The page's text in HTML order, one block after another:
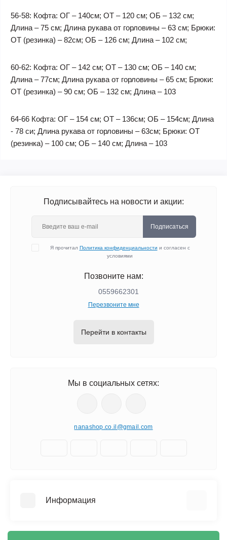
56-58: Кофта: ОГ – 140см; ОТ – 120 см; ОБ – 132 см;
Длина – 75 см; Длина рукава от горловины – 63 см; Брюки:
ОТ (резинка) – 82см; ОБ – 126 см; Длина – 102 см;
60-62: Кофта: ОГ – 142 см; ОТ – 130 см; ОБ – 140 см;
Длина – 77см; Длина рукава от горловины – 65 см; Брюки:
ОТ (резинка) – 90 см; ОБ – 132 см; Длина – 103
64-66 Кофта: ОГ – 154 см; ОТ – 136см; ОБ – 154см; Длина
- 78 си; Длина рукава от горловины – 63см; Брюки: ОТ
(резинка) – 100 см; ОБ – 140 см; Длина – 103
Подписывайтесь на новости и акции:
Подписаться
Я прочитал Политика конфиденциальности и согласен с
условиями
Позвоните нам:
0559662301
Перезвоните мне
Перейти в контакты
Мы в социальных сетях:
nanashop.co.il@gmail.com
Информация